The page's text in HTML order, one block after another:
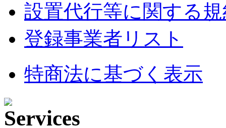
設置代行等に関する
登録事業者リスト
特商法に基づく表示